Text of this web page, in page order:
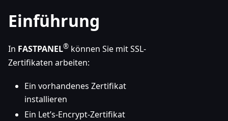
Einführung
In FASTPANEL® können Sie mit SSL-
Zertifikaten arbeiten:
Ein vorhandenes Zertifikat
installieren
Ein Let’s-Encrypt-Zertifikat